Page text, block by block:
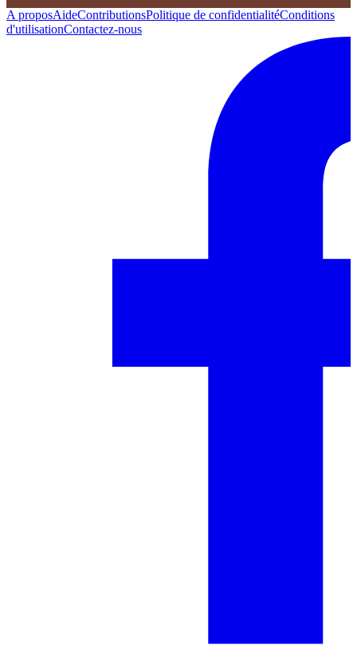
A proposAideContributionsPolitique de confidentialitéConditions
d'utilisationContactez-nous